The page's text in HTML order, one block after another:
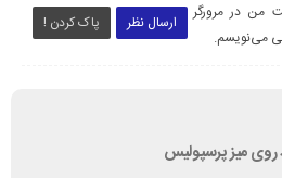
ارسال نظر پاک کردن !
من در مرورگر
می‌نویسم.
میز پرسپولیس